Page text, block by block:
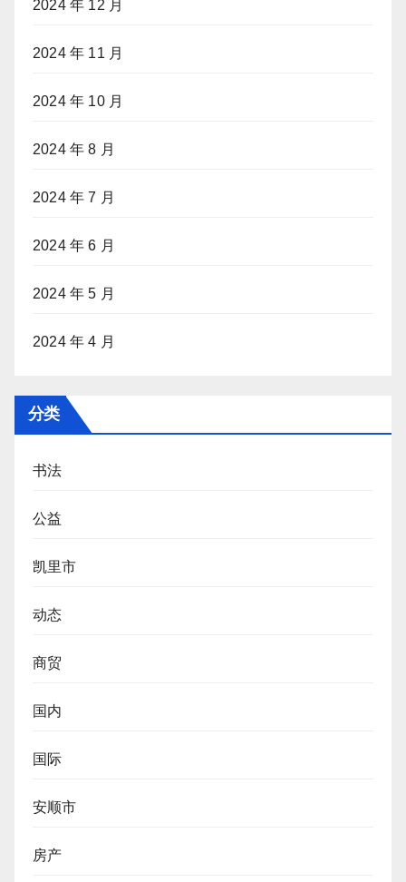
2024 年 12 月
2024 年 11 月
2024 年 10 月
2024 年 8 月
2024 年 7 月
2024 年 6 月
2024 年 5 月
2024 年 4 月
分类
书法
公益
凯里市
动态
商贸
国内
国际
安顺市
房产